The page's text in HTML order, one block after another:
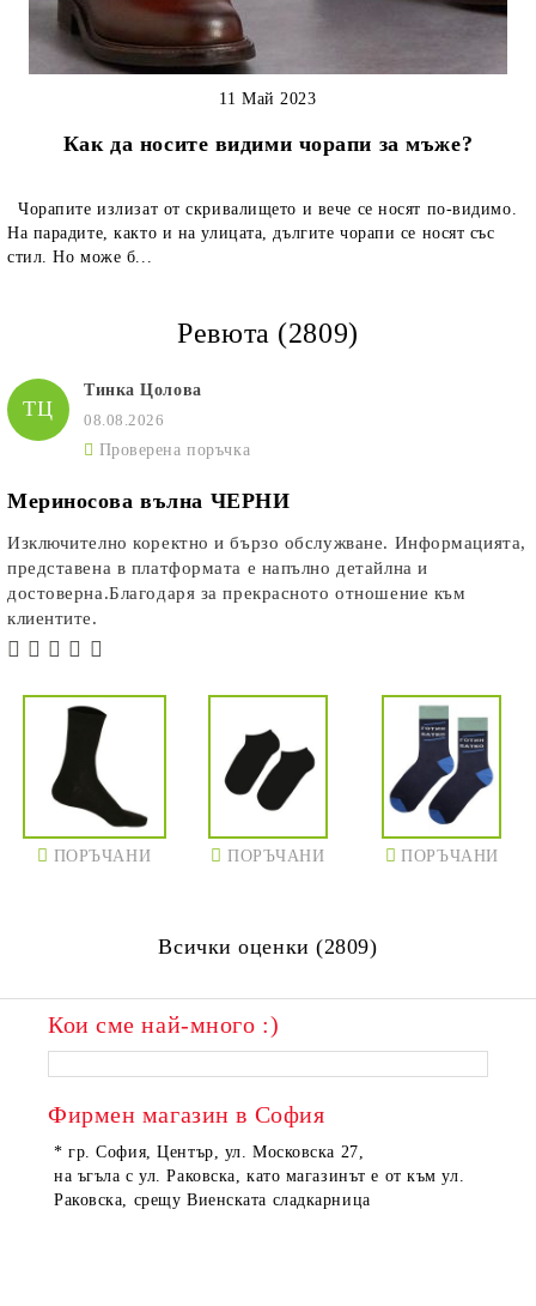
Как да носите видими чорапи за мъже?
11 Май 2023
Чорапите излизат от скривалището и вече се носят по-видимо.
На парадите, както и на улицата, дългите чорапи се носят със
стил. Но може б...
Ревюта (2809)
ТЦ
Тинка Цолова
08.08.2026
Проверена поръчка
Мериносова вълна ЧЕРНИ
Изключително коректно и бързо обслужване. Информацията,
представена в платформата е напълно детайлна и
достоверна.Благодаря за прекрасното отношение към
клиентите.
ПОРЪЧАНИ ПОРЪЧАНИ ПОРЪЧАНИ
ПОРЪЧАНИ
Всички оценки (2809)
Кои сме най-много :)
Фирмен магазин в София
* гр. София, Център, ул. Московска 27,
на ъгъла с ул. Раковска, като магазинът е от към ул.
Раковска, срещу Виенската сладкарница